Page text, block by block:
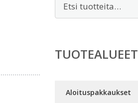
TUOTEALUEET
Aloituspakkaukset